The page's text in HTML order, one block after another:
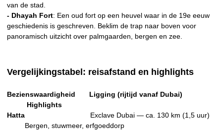
van de stad.
- Dhayah Fort: Een oud fort op een heuvel waar in de 19e eeuw
geschiedenis is geschreven. Beklim de trap naar boven voor
panoramisch uitzicht over palmgaarden, bergen en zee.
Vergelijkingstabel: reisafstand en highlights
Bezienswaardigheid Ligging (rijtijd vanaf Dubai)
Highlights
Hatta Exclave Dubai — ca. 130 km (1,5 uur)
Bergen, stuwmeer, erfgoeddorp